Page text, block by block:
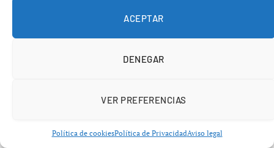
ACEPTAR
DENEGAR
VER PREFERENCIAS
Política de cookiesPolítica de PrivacidadAviso legal
Dos guardias civiles muertos en una
desatado una nueva oleada de indignación contra el
colisión de dos embarcaciones delServicio Marítimo de